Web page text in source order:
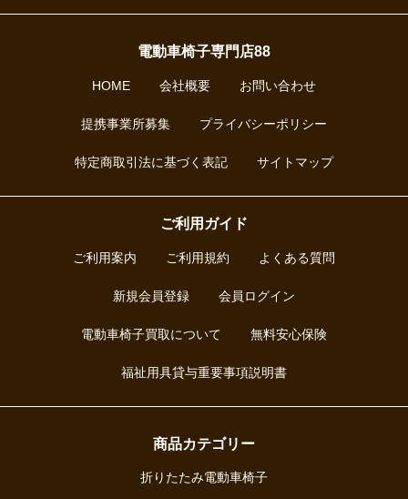
電動車椅子専門店88
HOME 会社概要 お問い合わせ
提携事業所募集 プライバシーポリシー
特定商取引法に基づく表記 サイトマップ
ご利用ガイド
ご利用案内 ご利用規約 よくある質問
新規会員登録 会員ログイン
電動車椅子買取について 無料安心保険
福祉用具貸与重要事項説明書
商品カテゴリー
折りたたみ電動車椅子